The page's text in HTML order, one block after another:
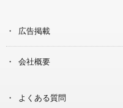
広告掲載
会社概要
よくある質問